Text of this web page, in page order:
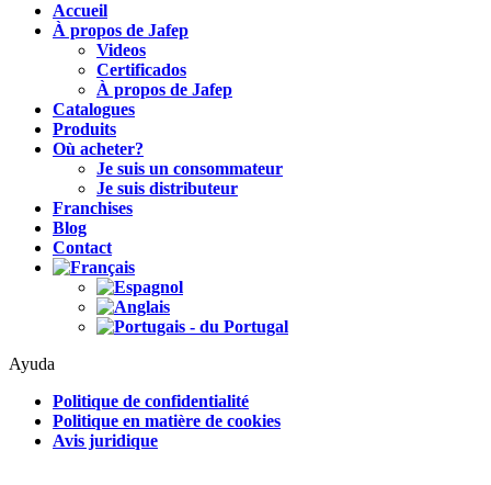
Accueil
À propos de Jafep
Videos
Certificados
À propos de Jafep
Catalogues
Produits
Où acheter?
Je suis un consommateur
Je suis distributeur
Franchises
Blog
Contact
Ayuda
Politique de confidentialité
Politique en matière de cookies
Avis juridique